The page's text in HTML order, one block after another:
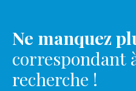
Ne manquez
correspondant
recherche !